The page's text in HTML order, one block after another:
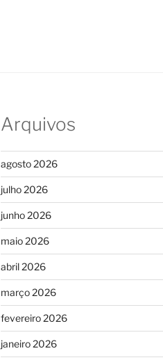
Arquivos
agosto 2026
julho 2026
junho 2026
maio 2026
abril 2026
março 2026
fevereiro 2026
janeiro 2026